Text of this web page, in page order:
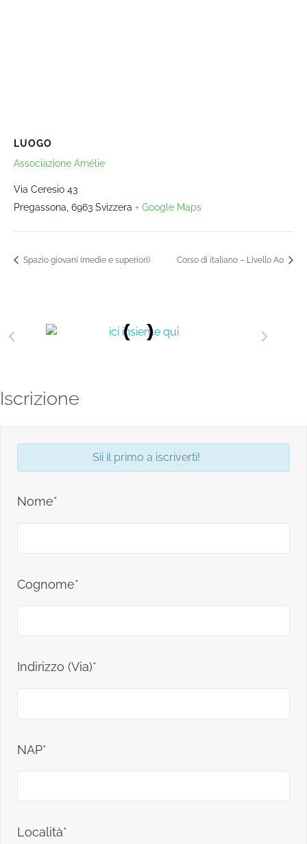
LUOGO
Associazione Amélie
Via Ceresio 43
Pregassona 6963 Svizzera + Google Maps
Spazio giovani (medie e superiori) Corso di italiano – Livello A0
Iscrizione
Sii il primo a iscriverti!
Nome*
Cognome*
Indirizzo (Via)*
NAP*
Località*